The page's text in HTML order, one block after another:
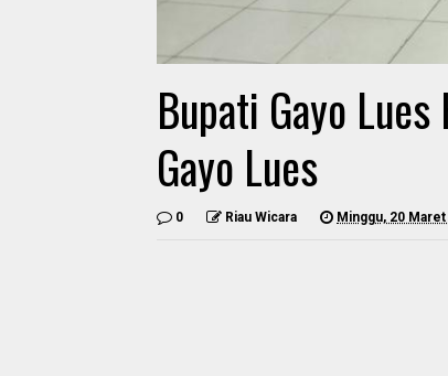
Bupati Gayo
Gayo Lues
0 Riau Wicara Minggu, 20